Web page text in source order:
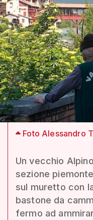
Foto Alessandro
Un vecchio
sezione
sul muretto con
bastone da
fermo ad